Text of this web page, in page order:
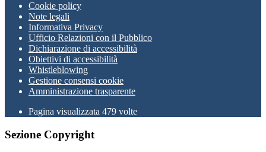
Cookie policy
Note legali
Informativa Privacy
Ufficio Relazioni con il Pubblico
Dichiarazione di accessibilità
Obiettivi di accessibilità
Whistleblowing
Gestione consensi cookie
Amministrazione trasparente
Pagina visualizzata 479 volte
Sezione Copyright